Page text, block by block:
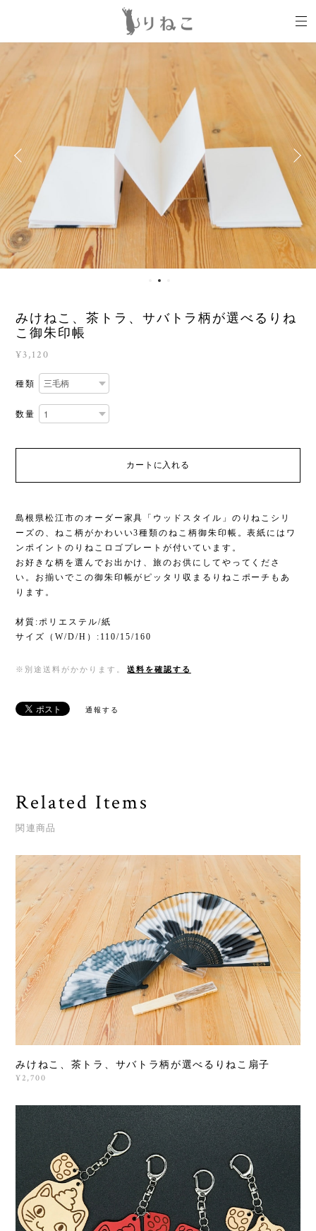
みけねこ、茶トラ、サバトラ柄が選べるりね
こ御朱印帳
¥3,120
種類
数量
カートに入れる
島根県松江市のオーダー家具「ウッドスタイル」のりねこシリ
ーズの、ねこ柄がかわいい3種類のねこ柄御朱印帳。表紙にはワ
ンポイントのりねこロゴプレートが付いています。
お好きな柄を選んでお出かけ、旅のお供にしてやってくださ
い。お揃いでこの御朱印帳がピッタリ収まるりねこポーチもあ
ります。
材質:ポリエステル/紙
サイズ（W/D/H）:110/15/160
※別途送料がかかります。 送料を確認する
通報する
Related Items
関連商品
みけねこ、茶トラ、サバトラ柄が選べるりねこ扇子
¥2,700